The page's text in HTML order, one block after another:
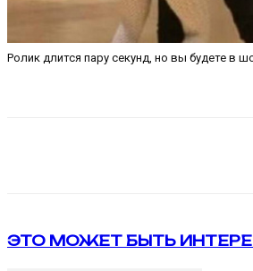
Ролик длится пару секунд, но вы будете в
ЭТО МОЖЕТ БЫТЬ